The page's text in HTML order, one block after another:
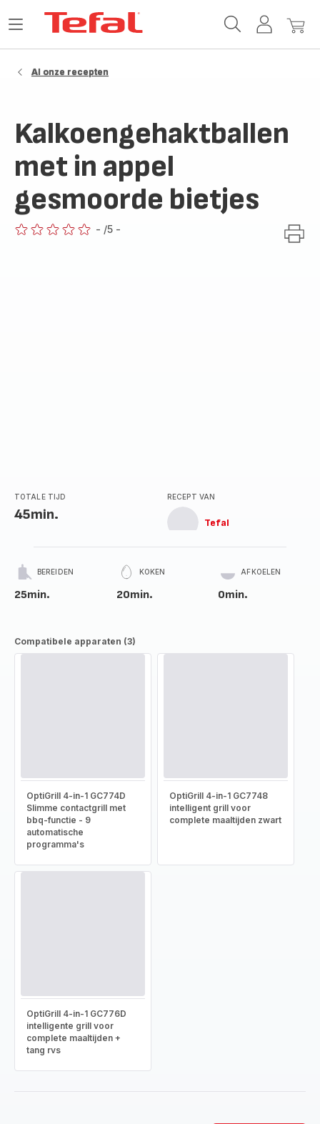
MijnMijn
Open
Al onze recepten
Kalkoengehaktballen
met in appel
gesmoorde bietjes
- /5 -
TOTALE TIJD
45min.
RECEPT VAN
Tefal
BEREIDEN
25min.
KOKEN
20min.
AFKOELEN
0min.
Compatibele apparaten (3)
OptiGrill 4-in-1 GC774D
Slimme contactgrill met
bbq-functie - 9
automatische
programma's
OptiGrill 4-in-1 GC7748
intelligent grill voor
complete maaltijden zwart
OptiGrill 4-in-1 GC776D
intelligente grill voor
complete maaltijden +
tang rvs